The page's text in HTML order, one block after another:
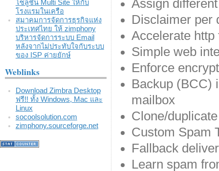
โซลูชั่น Multi Site ให้กับ
โรงแรมในเครือ
สมาคมการจัดการธุรกิจแห่ง
ประเทศไทย ให้ zimphony
บริหารจัดการระบบ Email
หลังจากไม่ประทับใจกับระบบ
ของ ISP ค่ายยักษ์
Weblinks
Download Zimbra Desktop
ฟรี!! ทั้ง Windows, Mac และ
Linux
socoolsolution.com
zimphony.sourceforge.net
Assign
Disclaimer per
Accelerate
Simple web
Enforce
Backup (BCC)
mailbox
Clone/
Custom Spam
Fallback
Learn spam